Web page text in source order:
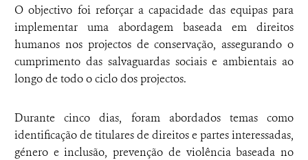
O objectivo foi reforçar a capacidade das equipas para
implementar uma abordagem baseada em direitos
humanos nos projectos de conservação, assegurando o
cumprimento das salvaguardas sociais e ambientais ao
longo de todo o ciclo dos projectos.
Durante cinco dias, foram abordados temas como
identificação de titulares de direitos e partes interessadas,
género e inclusão, prevenção de violência baseada no